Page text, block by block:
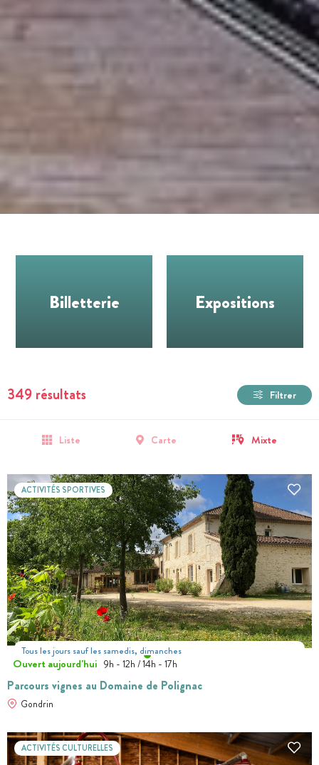
Billetterie Expositions
349 résultats Filtrer
Liste Carte Mixte
Tous les jours sauf les samedis, dimanches
ACTIVITÉS SPORTIVES
Ouvert aujourd'hui 9h - 12h / 14h - 17h
Parcours vignes au Domaine de Polignac
Gondrin
ACTIVITÉS CULTURELLES